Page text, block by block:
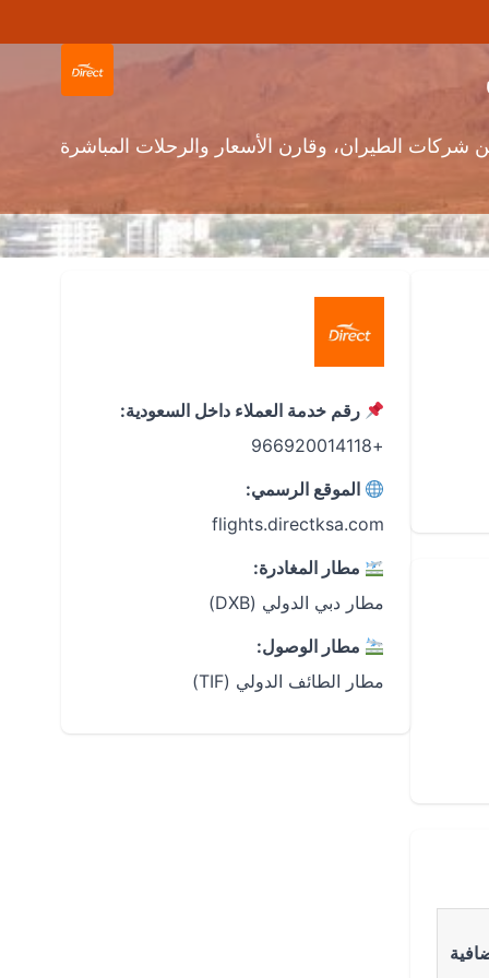
الطيران، وقارن الأسعار والرحلات المباشرة
رقم خدمة العملاء داخل السعودية:
+966920014118
الموقع الرسمي:
flights.directksa.com
مطار المغادرة:
مطار دبي الدولي (DXB)
مطار الوصول:
مطار الطائف الدولي (TIF)